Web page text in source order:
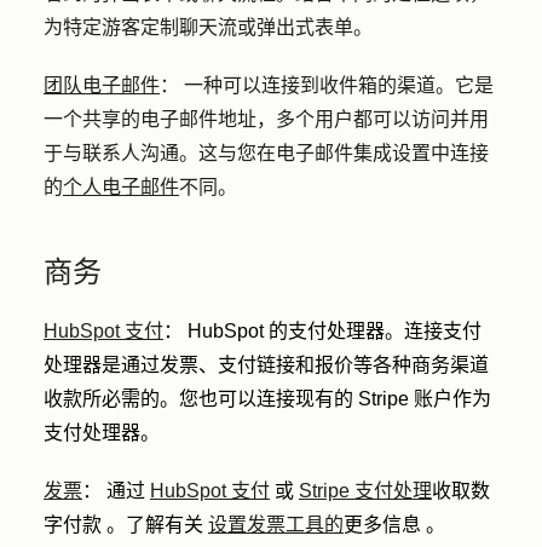
为特定游客定制聊天流或弹出式表单。
团队电子邮件： 一种可以连接到收件箱的渠道。它是
一个共享的电子邮件地址，多个用户都可以访问并用
于与联系人沟通。这与您在电子邮件集成设置中连接
的个人电子邮件不同。
商务
HubSpot 支付：
HubSpot 的支付处理器。连接支付
处理器是通过发票、支付链接和报价等各种商务渠道
收款所必需的。您也可以连接现有的 Stripe 账户作为
支付处理器。
发票： 通过 HubSpot 支付 或 Stripe 支付处理收取数
字付款 。了解有关 设置发票工具的更多信息 。